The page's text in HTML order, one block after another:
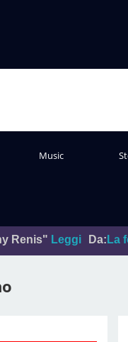
Music
Da:La foto del giorno